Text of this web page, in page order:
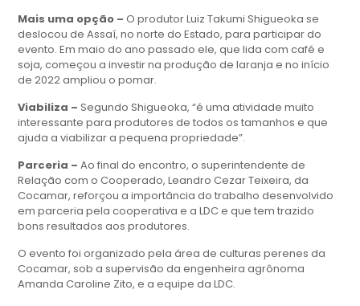
Mais uma opção – O produtor Luiz Takumi Shigueoka se
deslocou de Assaí, no norte do Estado, para participar do
evento. Em maio do ano passado ele, que lida com café e
soja, começou a investir na produção de laranja e no início
de 2022 ampliou o pomar.
Viabiliza – Segundo Shigueoka, “é uma atividade muito
interessante para produtores de todos os tamanhos e que
ajuda a viabilizar a pequena propriedade”.
Parceria – Ao final do encontro, o superintendente de
Relação com o Cooperado, Leandro Cezar Teixeira, da
Cocamar, reforçou a importância do trabalho desenvolvido
em parceria pela cooperativa e a LDC e que tem trazido
bons resultados aos produtores.
O evento foi organizado pela área de culturas perenes da
Cocamar, sob a supervisão da engenheira agrônoma
Amanda Caroline Zito, e a equipe da LDC.